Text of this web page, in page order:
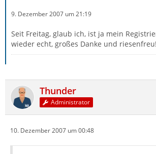
9. Dezember 2007 um 21:19
Seit Freitag, glaub ich, ist ja mein
wieder echt, großes Danke und
Thunder
Administrator
10. Dezember 2007 um 00:48